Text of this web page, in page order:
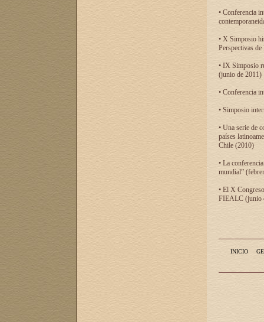
• Conferencia
• X Simposio
Perspectivas
• IX Simposio
(junio de 2011)
• Conferencia
• Simposio
• Una serie de
países
Chile (2010)
• La
mundial”
• El X
FIEALC (junio
INICIO